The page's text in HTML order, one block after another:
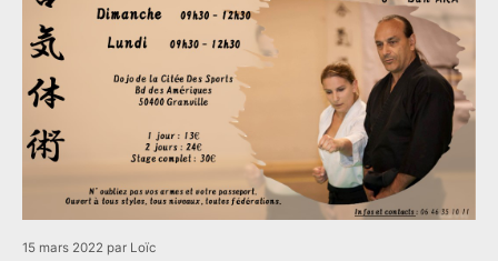
15 mars 2022 par Loïc